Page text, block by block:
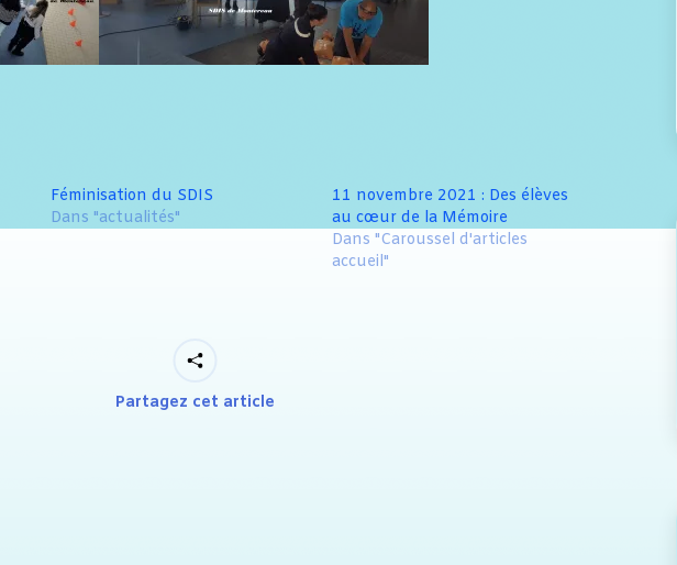
Féminisation du SDIS
Dans "actualités"
11 novembre 2021 : Des élèves
au cœur de la Mémoire
Dans "Caroussel d'articles
accueil"
Partagez cet article